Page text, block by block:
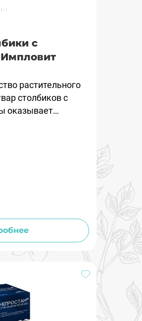
с
расти­тельного
столбиков с
оказывает